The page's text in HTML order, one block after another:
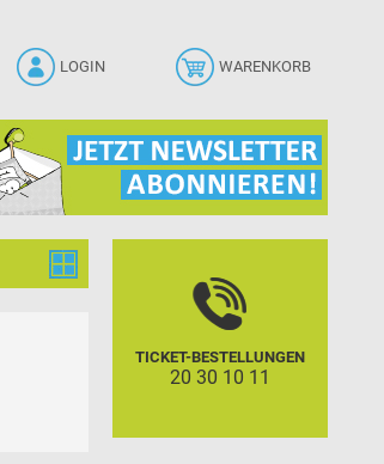
TICKET-BESTELLUNGEN
20 30 10 11
WARENKORB
LOGIN